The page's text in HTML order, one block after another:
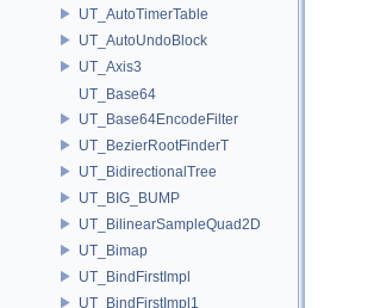
UT_AutoTimerTable
UT_AutoUndoBlock
UT_Axis3
UT_Base64
UT_Base64EncodeFilter
UT_BezierRootFinderT
UT_BidirectionalTree
UT_BIG_BUMP
UT_BilinearSampleQuad2D
UT_Bimap
UT_BindFirstImpl
UT_BindFirstImpl1